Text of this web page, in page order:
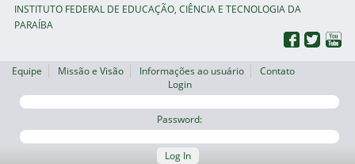
INSTITUTO FEDERAL DE EDUCAÇÃO, CIÊNCIA E TECNOLOGIA DA
PARAÍBA
Equipe Missão e Visão Informações ao usuário
Contato
Login
Password:
Log In